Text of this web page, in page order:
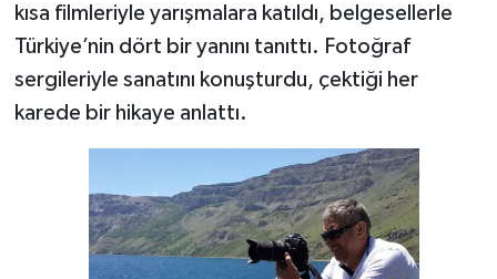
kısa filmleriyle yarışmalara katıldı, belgesellerle
Türkiye’nin dört bir yanını tanıttı. Fotoğraf
sergileriyle sanatını konuşturdu, çektiği her
karede bir hikaye anlattı.